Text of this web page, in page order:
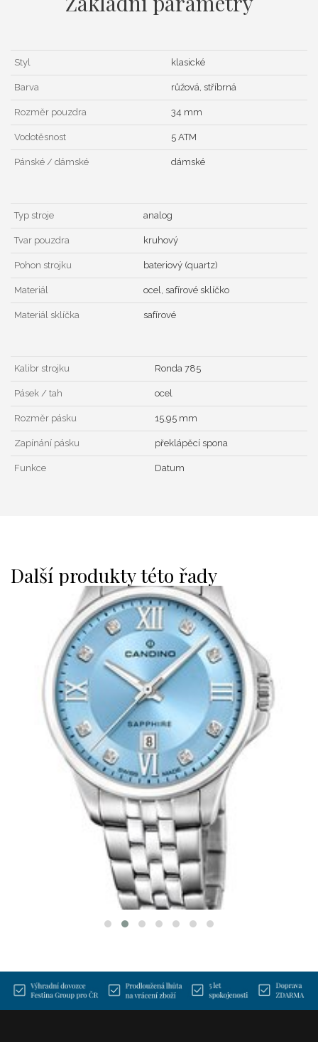
Styl klasické
Barva růžová, stříbrná
Rozměr pouzdra 34 mm
Vodotěsnost 5 ATM
Pánské / dámské dámské
Typ stroje analog
Tvar pouzdra kruhový
Pohon strojku bateriový (quartz)
Materiál ocel, safírové sklíčko
Materiál sklíčka safírové
Kalibr strojku Ronda 785
Pásek / tah ocel
Rozměr pásku 15,95 mm
Zapínání pásku překlápěcí spona
Funkce Datum
Další produkty této řady
CANDINO C4766/2
LADY ELEGANCE
4 790 Kč
SKLADEM